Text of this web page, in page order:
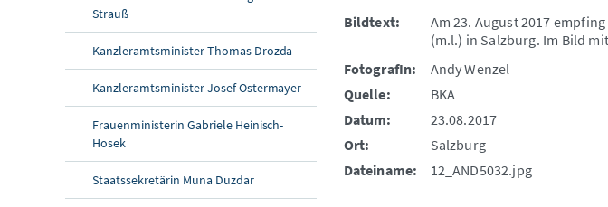
Strauß
Kanzleramtsminister Thomas Drozda
Kanzleramtsminister Josef Ostermayer
Frauenministerin Gabriele Heinisch-
Hosek
Staatssekretärin Muna Duzdar
Bildtext:
Am 23. August 2017
(m.l.) in Salzburg. Im Bild
FotografIn:
Andy Wenzel
Quelle:
BKA
Datum:
23.08.2017
Ort:
Salzburg
Dateiname:
12_AND5032.jpg